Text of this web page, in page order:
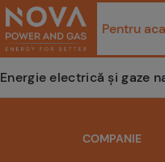
Pentru
Energie electrică și gaze
COMPANIE